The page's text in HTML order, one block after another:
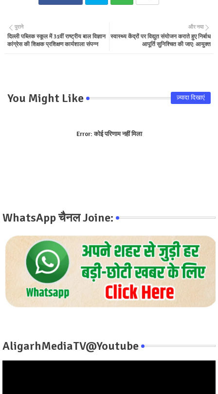
ter tsa
और नया
स्वास्थ्य केंद्रों पर विद्युत संयोजन कराते हुए निर्बाध
आपूर्ति सुनिश्चित की जाए: आयुक्त
पुराने
दिल्ली पब्लिक स्कूल में 31वीं राष्ट्रीय बाल विज्ञान
कांग्रेस की शिक्षक प्रशिक्षण कार्यशाला संपन्न
You Might Like ज़्यादा दिखाएं
Error:कोई परिणाम नहीं मिला
WhatsApp चैनल Joine:
AligarhMediaTV@Youtube